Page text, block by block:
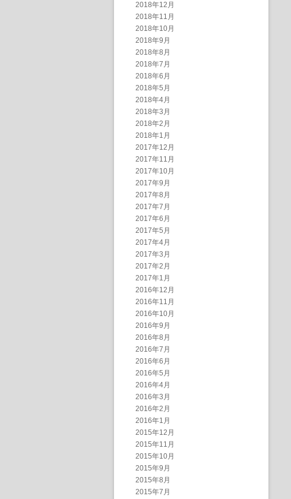
2018年12月
2018年11月
2018年10月
2018年9月
2018年8月
2018年7月
2018年6月
2018年5月
2018年4月
2018年3月
2018年2月
2018年1月
2017年12月
2017年11月
2017年10月
2017年9月
2017年8月
2017年7月
2017年6月
2017年5月
2017年4月
2017年3月
2017年2月
2017年1月
2016年12月
2016年11月
2016年10月
2016年9月
2016年8月
2016年7月
2016年6月
2016年5月
2016年4月
2016年3月
2016年2月
2016年1月
2015年12月
2015年11月
2015年10月
2015年9月
2015年8月
2015年7月